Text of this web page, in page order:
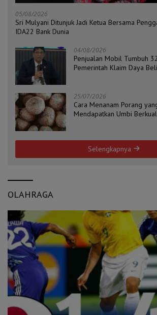
05/08/2026
Sri Mulyani Ditunjuk Jadi Ketua Bersama
IDA22 Bank Dunia
04/08/2026
Penjualan Mobil Tumbuh
Pemerintah Klaim Daya
25/07/2026
Cara Menanam Porang
Mendapatkan Umbi
Selengkapnya
OLAHRAGA